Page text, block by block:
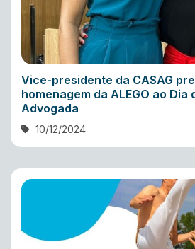
Vice-presidente da CASAG
homenagem da ALEGO ao Dia
Advogada
10/12/2024